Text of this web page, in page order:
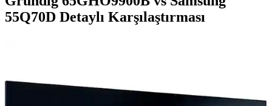
55Q70D Detaylı Karşılaştırması